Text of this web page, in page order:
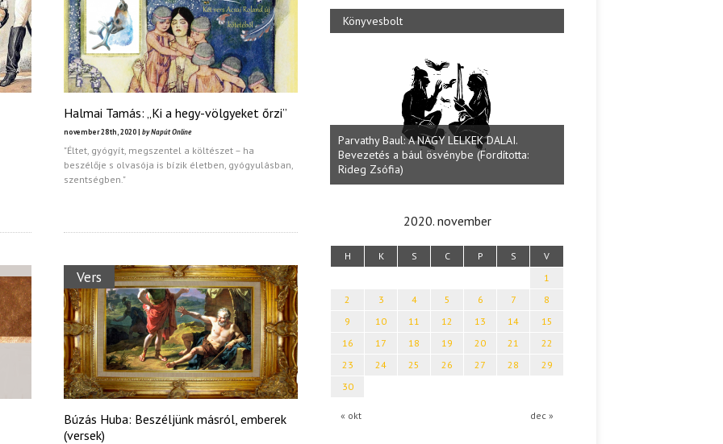
Halmai Tamás: „Ki a hegy-völgyeket őrzi”
november 28th, 2020 | by Napút Online
"Éltet, gyógyít, megszentel a költészet – ha
beszélője s olvasója is bízik életben, gyógyulásban,
szentségben."
Vers
Búzás Huba: Beszéljünk másról, emberek
(versek)
Könyvesbolt
Káplán Géza: Erotikai kalauz
Parvathy Baul: A NAGY LELKEK DALAI.
Bevezetés a bául ösvénybe (Fordította:
Rideg Zsófia)
2020. november
H K S C P S V
« okt dec »
1
2
3 4 5 6 7
8
9
10 11 12 13 14
15
16
17 18 19 20 21
22
23
24 25 26 27 28
29
30